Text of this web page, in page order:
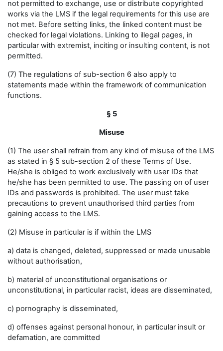
not permitted to exchange, use or distribute copyrighted
works via the LMS if the legal requirements for this use are
not met. Before setting links, the linked content must be
checked for legal violations. Linking to illegal pages, in
particular with extremist, inciting or insulting content, is not
permitted.
(7) The regulations of sub-section 6 also apply to
statements made within the framework of communication
functions.
§ 5
Misuse
(1) The user shall refrain from any kind of misuse of the LMS
as stated in § 5 sub-section 2 of these Terms of Use.
He/she is obliged to work exclusively with user IDs that
he/she has been permitted to use. The passing on of user
IDs and passwords is prohibited. The user must take
precautions to prevent unauthorised third parties from
gaining access to the LMS.
(2) Misuse in particular is if within the LMS
a) data is changed, deleted, suppressed or made unusable
without authorisation,
b) material of unconstitutional organisations or
unconstitutional, in particular racist, ideas are disseminated,
c) pornography is disseminated,
d) offenses against personal honour, in particular insult or
defamation, are committed